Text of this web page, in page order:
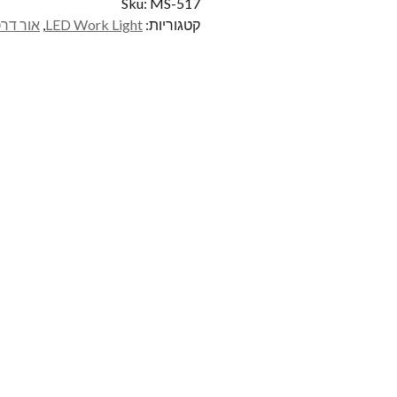
Sku: MS-517
קטגוריות: LED Work Light
, אור